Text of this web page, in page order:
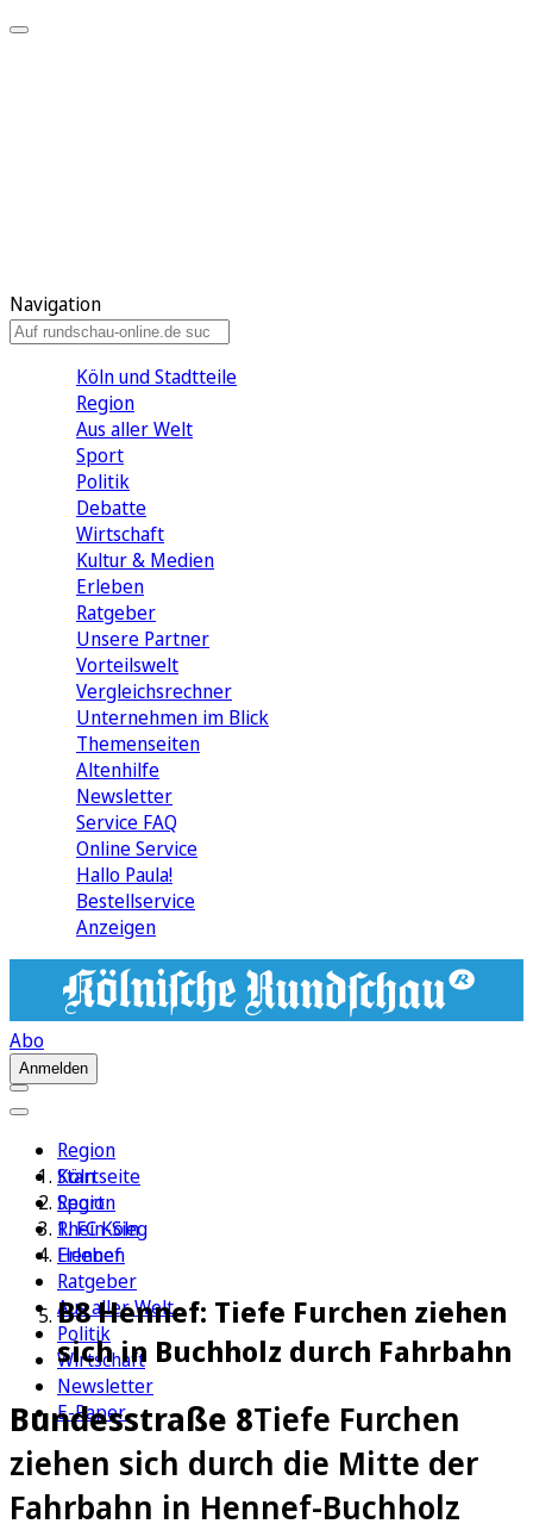
Navigation
Köln und Stadtteile
Region
Aus aller Welt
Sport
Politik
Debatte
Wirtschaft
Kultur & Medien
Erleben
Ratgeber
Unsere Partner
Vorteilswelt
Vergleichsrechner
Unternehmen im Blick
Themenseiten
Altenhilfe
Newsletter
Service FAQ
Online Service
Hallo Paula!
Bestellservice
Anzeigen
Abo
Anmelden
Region
Köln
Sport
1. FC Köln
Erleben
Ratgeber
Aus aller Welt
Politik
Wirtschaft
Newsletter
E-Paper
Startseite
Region
Rhein-Sieg
Hennef
B8 Hennef: Tiefe Furchen ziehen
sich in Buchholz durch Fahrbahn
Bundesstraße 8Tiefe Furchen
ziehen sich durch die Mitte der
Fahrbahn in Hennef-Buchholz